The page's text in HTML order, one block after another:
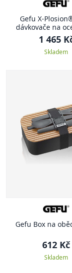
Gefu X-
dávkovače na
včetně
1 465
Skladem
Gefu Box na
612 Kč
Skladem